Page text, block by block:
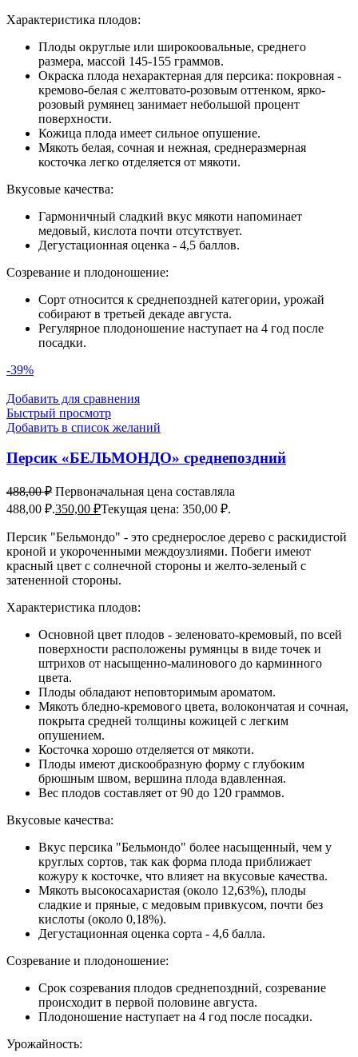
Характеристика плодов:
Плоды округлые или широкоовальные, среднего
размера, массой 145-155 граммов.
Окраска плода нехарактерная для персика: покровная -
кремово-белая с желтовато-розовым оттенком, ярко-
розовый румянец занимает небольшой процент
поверхности.
Кожица плода имеет сильное опушение.
Мякоть белая, сочная и нежная, среднеразмерная
косточка легко отделяется от мякоти.
Вкусовые качества:
Гармоничный сладкий вкус мякоти напоминает
медовый, кислота почти отсутствует.
Дегустационная оценка - 4,5 баллов.
Созревание и плодоношение:
Сорт относится к среднепоздней категории, урожай
собирают в третьей декаде августа.
Регулярное плодоношение наступает на 4 год после
посадки.
-39%
Добавить для сравнения
Быстрый просмотр
Добавить в список желаний
Персик «БЕЛЬМОНДО» среднепоздний
488,00₽ Первоначальная цена составляла
488,00 ₽.350,00 ₽Текущая цена: 350,00 ₽.
Персик "Бельмондо" - это среднерослое дерево с раскидистой
кроной и укороченными междоузлиями. Побеги имеют
красный цвет с солнечной стороны и желто-зеленый с
затененной стороны.
Характеристика плодов:
Основной цвет плодов - зеленовато-кремовый, по всей
поверхности расположены румянцы в виде точек и
штрихов от насыщенно-малинового до карминного
цвета.
Плоды обладают неповторимым ароматом.
Мякоть бледно-кремового цвета, волокончатая и сочная,
покрыта средней толщины кожицей с легким
опушением.
Косточка хорошо отделяется от мякоти.
Плоды имеют дискообразную форму с глубоким
брюшным швом, вершина плода вдавленная.
Вес плодов составляет от 90 до 120 граммов.
Вкусовые качества:
Вкус персика "Бельмондо" более насыщенный, чем у
круглых сортов, так как форма плода приближает
кожуру к косточке, что влияет на вкусовые качества.
Мякоть высокосахаристая (около 12,63%), плоды
сладкие и пряные, с медовым привкусом, почти без
кислоты (около 0,18%).
Дегустационная оценка сорта - 4,6 балла.
Созревание и плодоношение:
Срок созревания плодов среднепоздний, созревание
происходит в первой половине августа.
Плодоношение наступает на 4 год после посадки.
Урожайность: